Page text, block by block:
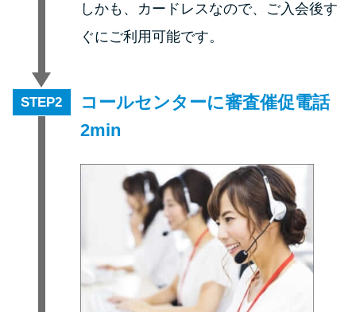
ブラックでもお金を借りるに
は？3つの判断基準と工面法
アコムはブラックでも審査に通
方法
アコムとレイクどっちがいい
の？ カードローンの選び方を徹
底解説！
プロミスの返済方法を徹底解
説！ もっとも便利でお得な返済
しかも、カードレスなので、ご入会後す
ぐにご利用可能です。
STEP
コールセンターに審査催促電話
2min